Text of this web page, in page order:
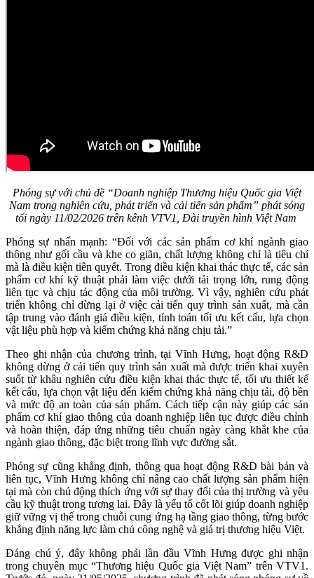
Phóng sự với chủ đề “Doanh nghiệp Thương hiệu Quốc gia Việt
Nam trong nghiên cứu, phát triển và cải tiến sản phẩm” phát sóng
tối ngày 11/02/2026 trên kênh VTV1, Đài truyền hình Việt Nam
Phóng sự nhấn mạnh: “Đối với các sản phẩm cơ khí ngành giao
thông như gối cầu và khe co giãn, chất lượng không chỉ là tiêu chí
mà là điều kiện tiên quyết. Trong điều kiện khai thác thực tế, các sản
phẩm cơ khí kỹ thuật phải làm việc dưới tải trọng lớn, rung động
liên tục và chịu tác động của môi trường. Vì vậy, nghiên cứu phát
triển không chỉ dừng lại ở việc cải tiến quy trình sản xuất, mà cần
tập trung vào đánh giá điều kiện, tính toán tối ưu kết cấu, lựa chọn
vật liệu phù hợp và kiểm chứng khả năng chịu tải.”
Theo ghi nhận của chương trình, tại Vĩnh Hưng, hoạt động R&D
không dừng ở cải tiến quy trình sản xuất mà được triển khai xuyên
suốt từ khâu nghiên cứu điều kiện khai thác thực tế, tối ưu thiết kế
kết cấu, lựa chọn vật liệu đến kiểm chứng khả năng chịu tải, độ bền
và mức độ an toàn của sản phẩm. Cách tiếp cận này giúp các sản
phẩm cơ khí giao thông của doanh nghiệp liên tục được điều chỉnh
và hoàn thiện, đáp ứng những tiêu chuẩn ngày càng khắt khe của
ngành giao thông, đặc biệt trong lĩnh vực đường sắt.
Phóng sự cũng khẳng định, thông qua hoạt động R&D bài bản và
liên tục, Vĩnh Hưng không chỉ nâng cao chất lượng sản phẩm hiện
tại mà còn chủ động thích ứng với sự thay đổi của thị trường và yêu
cầu kỹ thuật trong tương lai. Đây là yếu tố cốt lõi giúp doanh nghiệp
giữ vững vị thế trong chuỗi cung ứng hạ tầng giao thông, từng bước
khẳng định năng lực làm chủ công nghệ và giá trị thương hiệu Việt.
Đáng chú ý, đây không phải lần đầu Vĩnh Hưng được ghi nhận
trong chuyên mục “Thương hiệu Quốc gia Việt Nam” trên VTV1.